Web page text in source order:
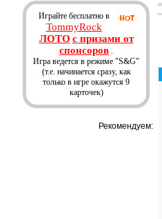
Играйте бесплатно в
TommyRock
ЛОТО с призами от
спонсоров .
Игра ведется в режиме "S&G"
(т.е. начинается сразу, как
только в игре окажутся 9
карточек)
Рекомендуем: